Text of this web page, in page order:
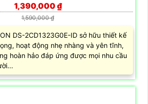
1,390,000 ₫
1,590,000 ₫
DS-2CD1323G0E-ID sở hữu thiết kế
hoạt động nhẹ nhàng và yên tĩnh,
hoàn hảo đáp ứng được mọi nhu cầu